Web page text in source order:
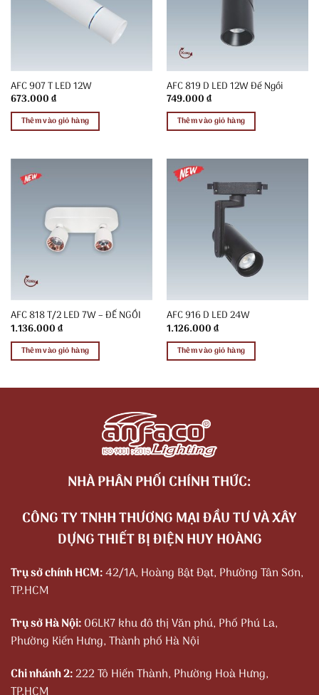
AFC 907 T LED 12W
673.000₫
Thêm vào giỏ hàng
AFC 819 D LED 12W Đế Ngồi
749.000₫
Thêm vào giỏ hàng
AFC 818 T/2 LED 7W – ĐẾ NGỒI
1.136.000₫
Thêm vào giỏ hàng
AFC 916 D LED 24W
1.126.000₫
Thêm vào giỏ hàng
NHÀ PHÂN PHỐI CHÍNH THỨC:
CÔNG TY TNHH THƯƠNG MẠI ĐẦU TƯ VÀ XÂY
DỰNG THIẾT BỊ ĐIỆN HUY HOÀNG
Trụ sở chính HCM:42/1A, Hoàng Bật Đạt, Phường Tân Sơn,
TP.HCM
Trụ sở Hà Nội:06LK7 khu đô thị Văn phú, Phố Phú La,
Phường Kiến Hưng, Thành phố Hà Nội
Chi nhánh 2:222 Tô Hiến Thành, Phường Hoà Hưng,